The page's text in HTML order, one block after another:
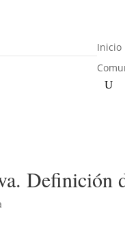
Inicio
Definición